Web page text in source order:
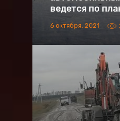
ведется по
6 октября, 2021